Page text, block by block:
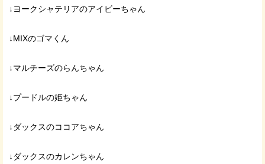
↓ヨークシャテリアのアイビーちゃん
↓MIXのゴマくん
↓マルチーズのらんちゃん
↓プードルの姫ちゃん
↓ダックスのココアちゃん
↓ダックスのカレンちゃん